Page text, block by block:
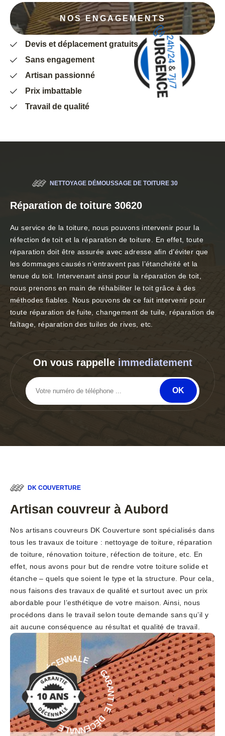
NOS ENGAGEMENTS
Devis et déplacement gratuits
Sans engagement
Artisan passionné
Prix imbattable
Travail de qualité
NETTOYAGE DÉMOUSSAGE DE TOITURE 30
Réparation de toiture 30620
Au service de la toiture, nous pouvons intervenir pour la
réfection de toit et la réparation de toiture. En effet, toute
réparation doit être assurée avec adresse afin d’éviter que
les dommages causés n’entravent pas l’étanchéité et la
tenue du toit. Intervenant ainsi pour la réparation de toit,
nous prenons en main de réhabiliter le toit grâce à des
méthodes fiables. Nous pouvons de ce fait intervenir pour
toute réparation de fuite, changement de tuile, réparation de
faîtage, réparation des tuiles de rives, etc.
On vous rappelle immediatement
DK COUVERTURE
Artisan couvreur à Aubord
Nos artisans couvreurs DK Couverture sont spécialisés dans
tous les travaux de toiture : nettoyage de toiture, réparation
de toiture, rénovation toiture, réfection de toiture, etc. En
effet, nous avons pour but de rendre votre toiture solide et
étanche – quels que soient le type et la structure. Pour cela,
nous faisons des travaux de qualité et surtout avec un prix
abordable pour l’esthétique de votre maison. Ainsi, nous
procédons dans le travail selon toute demande sans qu’il y
ait aucune conséquence au résultat et qualité de travail.
G
A
R
A
N
T
I
E
D
É
C
E
N
NALE - GAR
A
N
T
I
E
D
É
C
E
N
N
A
L
E
-